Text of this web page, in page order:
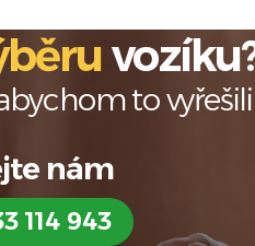
to vyřešili
nám
114 943